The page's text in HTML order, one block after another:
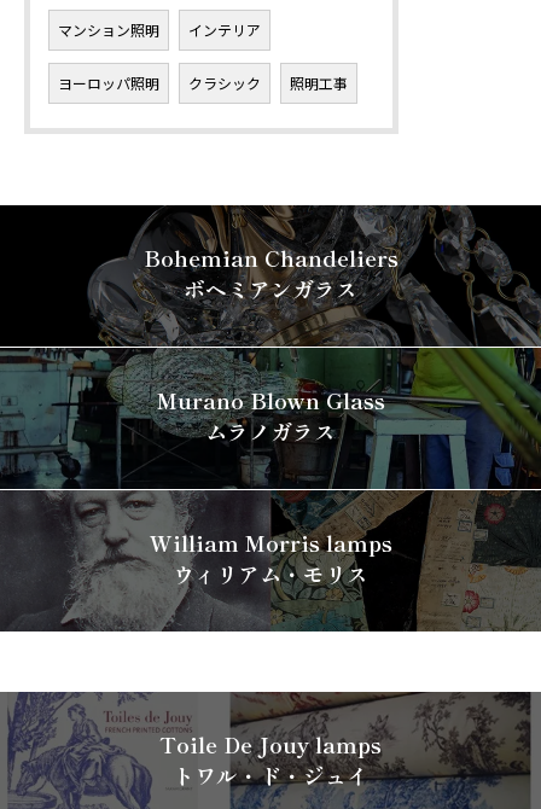
マンション照明 インテリア
ヨーロッパ照明 クラシック 照明工事
Bohemian Chandeliers
ボヘミアンガラス
Murano Blown Glass
ムラノガラス
William Morris lamps
ウィリアム・モリス
Toile De Jouy lamps
トワル・ド・ジュイ